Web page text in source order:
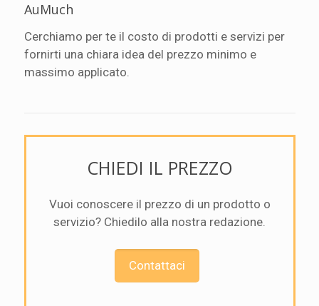
AuMuch
Cerchiamo per te il costo di prodotti e servizi per
fornirti una chiara idea del prezzo minimo e
massimo applicato.
CHIEDI IL PREZZO
Vuoi conoscere il prezzo di un prodotto o
servizio? Chiedilo alla nostra redazione.
Contattaci